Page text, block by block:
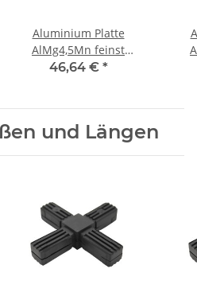
Aluminium Platte
AlMg4,5Mn feinst
gefräst 20 mm x 300 mm
46,64 € *
und Längen